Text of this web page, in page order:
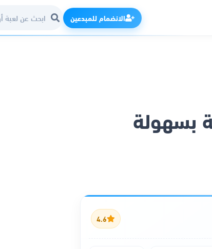
الانضمام للمبدعين
بسهولة
4.6